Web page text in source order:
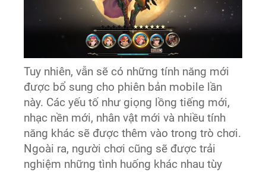
Tuy nhiên, vẫn sẽ có những tính năng mới
được bổ sung cho phiên bản mobile lần
này. Các yếu tố như giọng lồng tiếng mới,
nhạc nền mới, nhân vật mới và nhiều tính
năng khác sẽ được thêm vào trong trò chơi.
Ngoài ra, người chơi cũng sẽ được trải
nghiệm những tình huống khác nhau tùy